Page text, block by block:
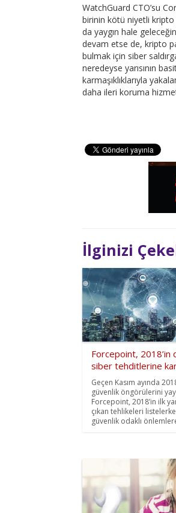
WatchGuard CTO’su
birinin kötü niyetli kripto
da yaygın hale
devam etse de, kripto
bulmak için siber
neredeyse yarısının
karmaşıklıklarıyla
daha ileri koruma
İlginizi
Forcepoint, 2018’in
siber tehditlerine
Geçen Kasım ayında
güvenlik öngörülerini
Forcepoint, 2018’in ilk
çıkan tehlikeleri
güvenlik odaklı